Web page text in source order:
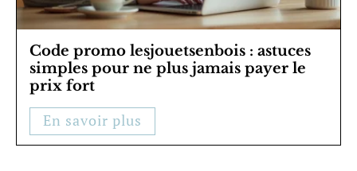
Code promo lesjouetsenbois : astuces
simples pour ne plus jamais payer le
prix fort
En savoir plus